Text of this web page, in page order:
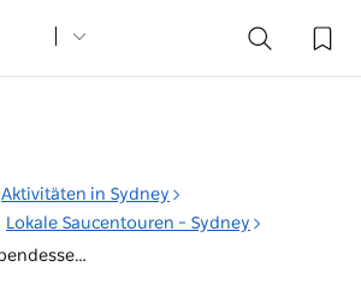
Aktivitäten in Sydney
Lokale Saucentouren – Sydney
Flüchtlingskoch Abendessen Bankett